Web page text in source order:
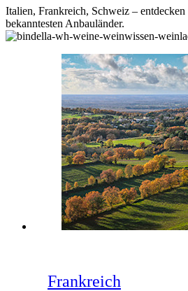
Italien, Frankreich, Schweiz –
bekanntesten Anbauländer.
Frankreich